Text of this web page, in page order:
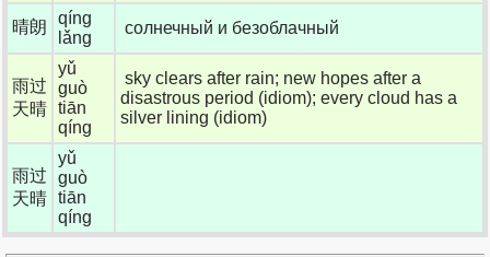
晴朗
qíng
lǎng
солнечный и безоблачный
雨过
天晴
yǔ
guò
tiān
qíng
sky clears after rain; new hopes after a
disastrous period (idiom); every cloud has a
silver lining (idiom)
雨过
天晴
yǔ
guò
tiān
qíng